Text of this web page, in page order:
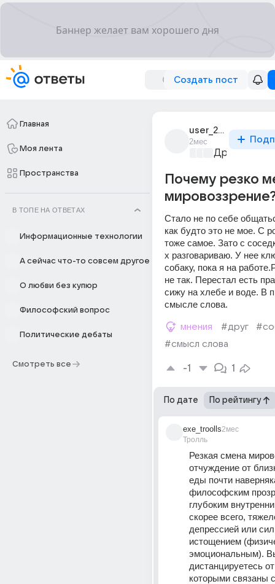
Создать пост
Главная
Моя лента
Пространства
В ТОПЕ НА ОТВЕТАХ
Информационные технологии
А сейчас что-то совсем другое
О любви без купюр
Философский вопрос
Политические дебаты
Смотреть все
user_270163856
2мес
Дружба на
Почему резко
Стало не по себе
как будто это не мое. С
тоже самое. Зато с
х разговариваю. У нее
собаку, пока я на
не так. Перестал есть
сижу на хлебе и воде. В
смысле слова.
мнения #друг
#смысл слова
-1 1
По дате По рейтингу
exe_troolls
Тролль
2мес
Резкая смена
отчуждение от
еды почти
философским
глубоким
скорее всего,
депрессией или
истощением
эмоциональным).
дистанцируетесь
которыми связаны